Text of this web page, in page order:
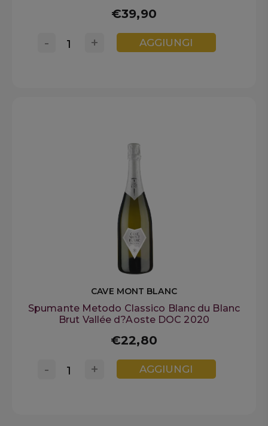
€39,90
+
- AGGIUNGI
CAVE MONT BLANC
Spumante Metodo Classico Blanc du Blanc
Brut Vallée d?Aoste DOC 2020
€22,80
+
- AGGIUNGI